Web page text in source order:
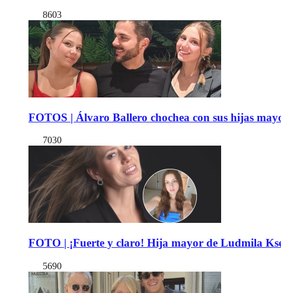
8603
FOTOS | Álvaro Ballero chochea con sus hijas
7030
FOTO | ¡Fuerte y claro! Hija mayor de Ludmila
5690